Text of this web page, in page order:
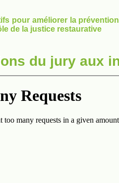
pour améliorer la
de la justice restaurative
du jury aux